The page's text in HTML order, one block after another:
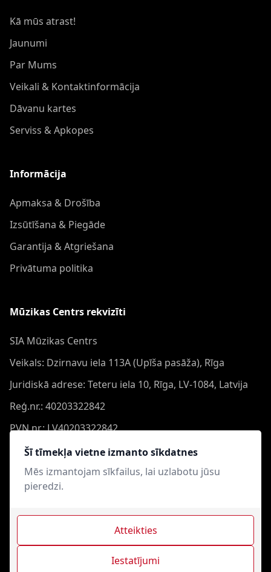
Šī tīmekļa vietne izmanto sīkdatnes
Mēs izmantojam sīkfailus, lai uzlabotu jūsu
pieredzi.
Iestatījumi
Atteikties
Kā mūs atrast!
Jaunumi
Par Mums
Veikali & Kontaktinformācija
Dāvanu kartes
Serviss & Apkopes
Informācija
Apmaksa & Drošība
Izsūtīšana & Piegāde
Garantija & Atgriešana
Privātuma politika
Mūzikas Centrs rekvizīti
SIA Mūzikas Centrs
Veikals: Dzirnavu iela 113A (Upīša pasāža), Rīga
Juridiskā adrese: Teteru iela 10, Rīga, LV-1084, Latvija
Reģ.nr.: 40203322842
PVN nr.: LV40203322842
Banka: Swedbank AS
Konts: LV44HABA0551050864473
Swift: HABALV22